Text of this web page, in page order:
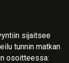
sijaitsee
tunnin matkan
osoitteessa: